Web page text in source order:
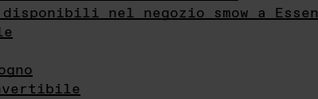
nel negozio smow a Essen